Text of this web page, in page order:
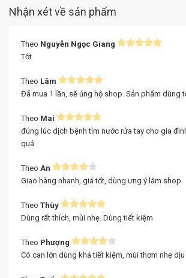
Nhận xét về sản phẩm
Theo Nguyễn Ngọc Giang
Tốt
Theo Lâm
Đã mua 1 lần, sẽ ủng hộ shop. Sản phẩm dùng
Theo Mai
đúng lúc dịch bệnh tìm nước rửa tay cho gia
quá
Theo An
Giao hàng nhanh, giá tốt, dùng ưng ý lắm shop
Theo Thùy
Dùng rất thích, mùi nhẹ. Dùng tiết kiệm
Theo Phượng
Có can lớn dùng khá tiết kiệm, mùi thơm nhẹ